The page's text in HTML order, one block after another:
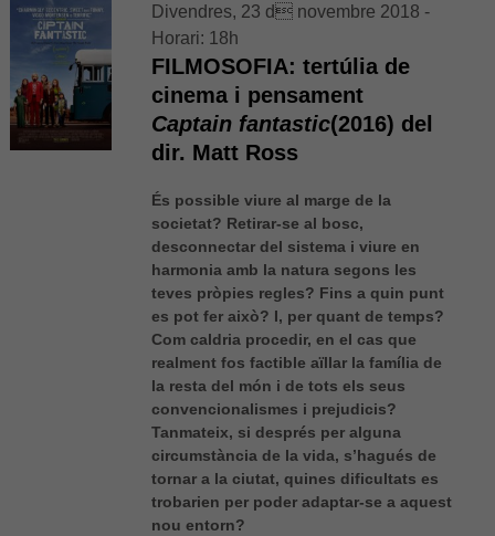
Divendres, 23 d novembre 2018 -
Horari: 18h
FILMOSOFIA: tertúlia de
cinema i pensament
Captain fantastic(2016) del
dir. Matt Ross
És possible viure al marge de la
societat? Retirar-se al bosc,
desconnectar del sistema i viure en
harmonia amb la natura segons les
teves pròpies regles? Fins a quin punt
es pot fer això? I, per quant de temps?
Com caldria procedir, en el cas que
realment fos factible aïllar la família de
la resta del món i de tots els seus
convencionalismes i prejudicis?
Tanmateix, si després per alguna
circumstància de la vida, s’hagués de
tornar a la ciutat, quines dificultats es
trobarien per poder adaptar-se a aquest
nou entorn?